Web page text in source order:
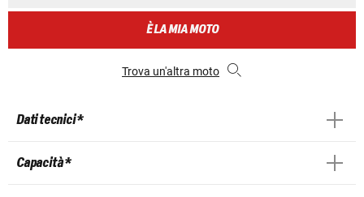
È LA MIA MOTO
Trova un'altra moto
Dati tecnici *
Capacità *